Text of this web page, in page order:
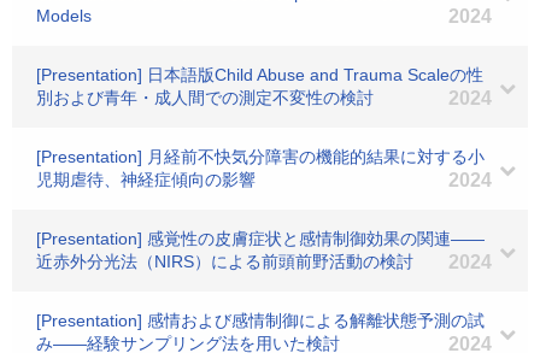
Models
2024
[Presentation] 日本語版Child Abuse and Trauma Scaleの性
別および青年・成人間での測定不変性の検討
2024
[Presentation] 月経前不快気分障害の機能的結果に対する小
児期虐待、神経症傾向の影響
2024
[Presentation] 感覚性の皮膚症状と感情制御効果の関連――
近赤外分光法（NIRS）による前頭前野活動の検討
2024
[Presentation] 感情および感情制御による解離状態予測の試
み――経験サンプリング法を用いた検討
2024